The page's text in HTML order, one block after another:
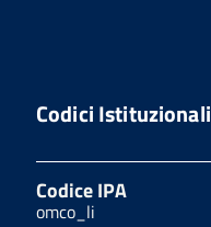
Codici Istituzionali
Codice IPA
omco_li